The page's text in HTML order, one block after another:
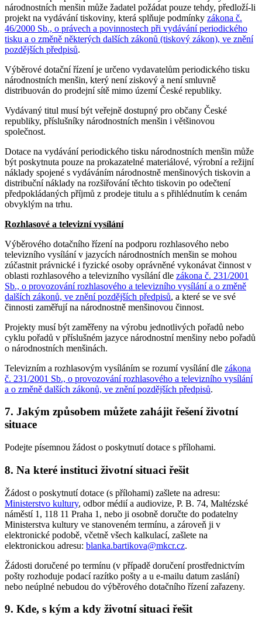
národnostních menšin může žadatel požádat pouze tehdy, předloží-li
projekt na vydávání tiskoviny, která splňuje podmínky zákona č.
46/2000 Sb., o právech a povinnostech při vydávání periodického
tisku a o změně některých dalších zákonů (tiskový zákon), ve znění
pozdějších předpisů.
Výběrové dotační řízení je určeno vydavatelům periodického tisku
národnostních menšin, který není ziskový a není smluvně
distribuován do prodejní sítě mimo území České republiky.
Vydávaný titul musí být veřejně dostupný pro občany České
republiky, příslušníky národnostních menšin i většinovou
společnost.
Dotace na vydávání periodického tisku národnostních menšin může
být poskytnuta pouze na prokazatelné materiálové, výrobní a režijní
náklady spojené s vydáváním národnostně menšinových tiskovin a
distribuční náklady na rozšiřování těchto tiskovin po odečtení
předpokládaných příjmů z prodeje titulu a s přihlédnutím k cenám
obvyklým na trhu.
Rozhlasové a televizní vysílání
Výběrového dotačního řízení na podporu rozhlasového nebo
televizního vysílání v jazycích národnostních menšin se mohou
zúčastnit právnické i fyzické osoby oprávněné vykonávat činnost v
oblasti rozhlasového a televizního vysílání dle zákona č. 231/2001
Sb., o provozování rozhlasového a televizního vysílání a o změně
dalších zákonů, ve znění pozdějších předpisů, a které se ve své
činnosti zaměřují na národnostně menšinovou činnost.
Projekty musí být zaměřeny na výrobu jednotlivých pořadů nebo
cyklu pořadů v příslušném jazyce národnostní menšiny nebo pořadů
o národnostních menšinách.
Televizním a rozhlasovým vysíláním se rozumí vysílání dle zákona
č. 231/2001 Sb., o provozování rozhlasového a televizního vysílání
a o změně dalších zákonů, ve znění pozdějších předpisů.
7. Jakým způsobem můžete zahájit řešení životní
situace
Podejte písemnou žádost o poskytnutí dotace s přílohami.
8. Na které instituci životní situaci řešit
Žádost o poskytnutí dotace (s přílohami) zašlete na adresu:
Ministerstvo kultury, odbor médií a audiovize, P. B. 74, Maltézské
náměstí 1, 118 11 Praha 1, nebo ji osobně doručte do podatelny
Ministerstva kultury ve stanoveném termínu, a zároveň ji v
elektronické podobě, včetně všech kalkulací, zašlete na
elektronickou adresu: blanka.bartikova@mkcr.cz.
Žádosti doručené po termínu (v případě doručení prostřednictvím
pošty rozhoduje podací razítko pošty a u e-mailu datum zaslání)
nebo neúplné nebudou do výběrového dotačního řízení zařazeny.
9. Kde, s kým a kdy životní situaci řešit